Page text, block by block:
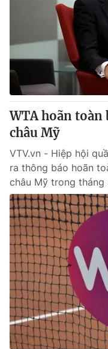
® Cấm sao chép dưới
thuận bằng văn bản. Ghi
WTA hoãn toàn
châu Mỹ
VTV.vn - Hiệp hội
ra thông báo hoãn
châu Mỹ trong